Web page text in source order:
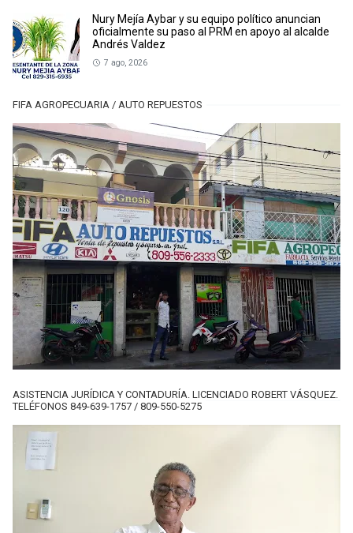
Nury Mejía Aybar y su equipo político anuncian
oficialmente su paso al PRM en apoyo al alcalde
Andrés Valdez
7 ago, 2026
FIFA AGROPECUARIA / AUTO REPUESTOS
ASISTENCIA JURÍDICA Y CONTADURÍA. LICENCIADO ROBERT VÁSQUEZ.
TELÉFONOS 849-639-1757 / 809-550-5275